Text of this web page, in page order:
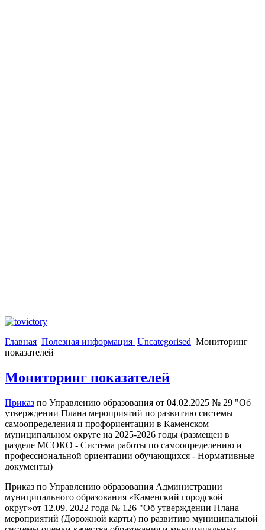
Главная Полезная информация Uncategorised Мониторинг
показателей
Мониторинг показателей
Приказ по Управлению образования от 04.02.2025 № 29 "Об
утверждении Плана мероприятий по развитию системы
самоопределения и профориентации в Каменском
муниципальном округе на 2025-2026 годы (размещен в
разделе МСОКО - Система работы по самоопределению и
профессиональной ориентации обучающихся - Нормативные
документы)
Приказ по Управлению образования Администрации
муниципального образования «Каменский городской
округ»от 12.09. 2022 года № 126 "Об утверждении Плана
мероприятий (Дорожной карты) по развитию муниципальной